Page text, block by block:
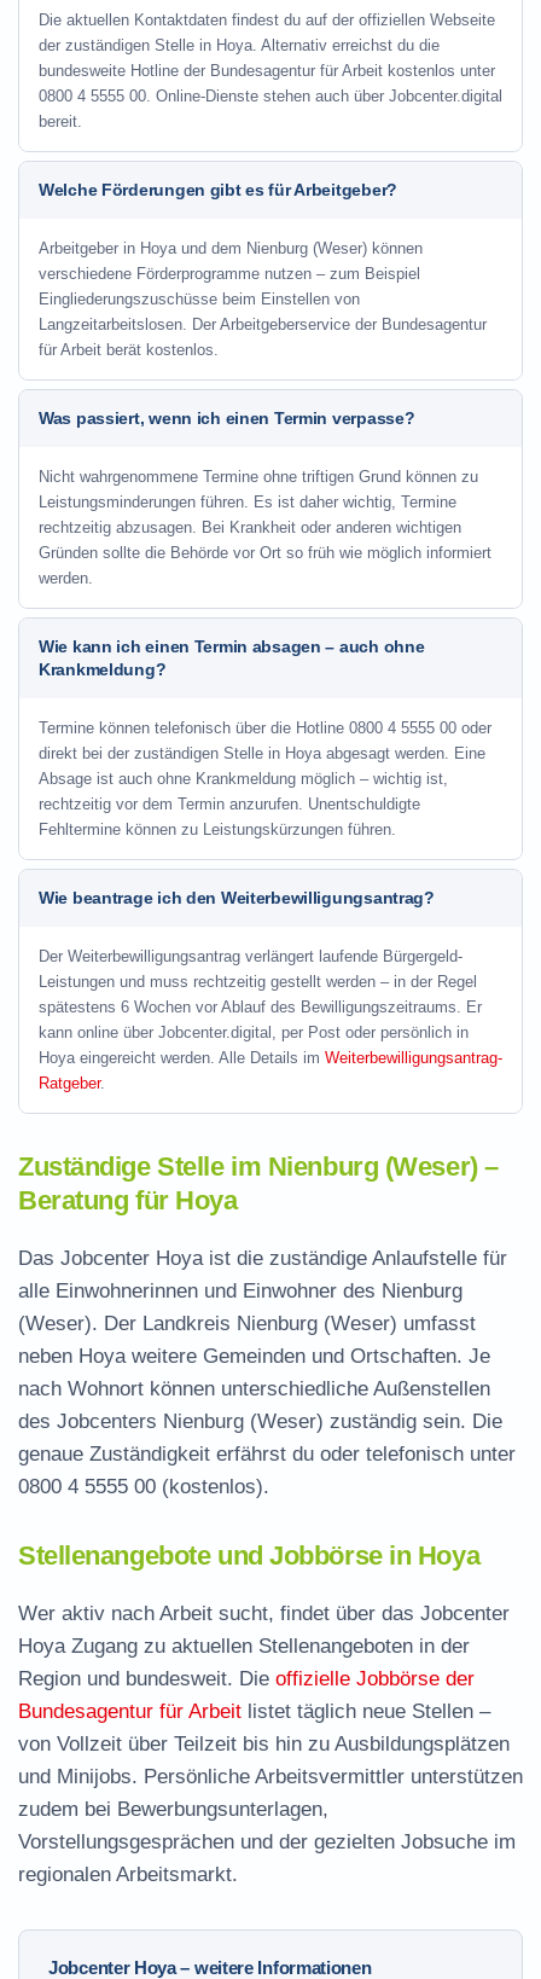
Die aktuellen Kontaktdaten findest du auf der offiziellen Webseite
der zuständigen Stelle in Hoya. Alternativ erreichst du die
bundesweite Hotline der Bundesagentur für Arbeit kostenlos unter
0800 4 5555 00. Online-Dienste stehen auch über Jobcenter.digital
bereit.
Welche Förderungen gibt es für Arbeitgeber?
Arbeitgeber in Hoya und dem Nienburg (Weser) können
verschiedene Förderprogramme nutzen – zum Beispiel
Eingliederungszuschüsse beim Einstellen von
Langzeitarbeitslosen. Der Arbeitgeberservice der Bundesagentur
für Arbeit berät kostenlos.
Was passiert, wenn ich einen Termin verpasse?
Nicht wahrgenommene Termine ohne triftigen Grund können zu
Leistungsminderungen führen. Es ist daher wichtig, Termine
rechtzeitig abzusagen. Bei Krankheit oder anderen wichtigen
Gründen sollte die Behörde vor Ort so früh wie möglich informiert
werden.
Wie kann ich einen Termin absagen – auch ohne
Krankmeldung?
Termine können telefonisch über die Hotline 0800 4 5555 00 oder
direkt bei der zuständigen Stelle in Hoya abgesagt werden. Eine
Absage ist auch ohne Krankmeldung möglich – wichtig ist,
rechtzeitig vor dem Termin anzurufen. Unentschuldigte
Fehltermine können zu Leistungskürzungen führen.
Wie beantrage ich den Weiterbewilligungsantrag?
Der Weiterbewilligungsantrag verlängert laufende Bürgergeld-
Leistungen und muss rechtzeitig gestellt werden – in der Regel
spätestens 6 Wochen vor Ablauf des Bewilligungszeitraums. Er
kann online über Jobcenter.digital, per Post oder persönlich in
Hoya eingereicht werden. Alle Details im Weiterbewilligungsantrag-
Ratgeber.
Zuständige Stelle im Nienburg (Weser) –
Beratung für Hoya
Das Jobcenter Hoya ist die zuständige Anlaufstelle für
alle Einwohnerinnen und Einwohner des Nienburg
(Weser). Der Landkreis Nienburg (Weser) umfasst
neben Hoya weitere Gemeinden und Ortschaften. Je
nach Wohnort können unterschiedliche Außenstellen
des Jobcenters Nienburg (Weser) zuständig sein. Die
genaue Zuständigkeit erfährst du oder telefonisch unter
0800 4 5555 00 (kostenlos).
Stellenangebote und Jobbörse in Hoya
Wer aktiv nach Arbeit sucht, findet über das Jobcenter
Hoya Zugang zu aktuellen Stellenangeboten in der
Region und bundesweit. Die offizielle Jobbörse der
Bundesagentur für Arbeit listet täglich neue Stellen –
von Vollzeit über Teilzeit bis hin zu Ausbildungsplätzen
und Minijobs. Persönliche Arbeitsvermittler unterstützen
zudem bei Bewerbungsunterlagen,
Vorstellungsgesprächen und der gezielten Jobsuche im
regionalen Arbeitsmarkt.
Jobcenter Hoya – weitere Informationen